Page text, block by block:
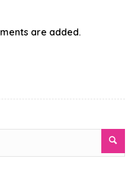
are added.